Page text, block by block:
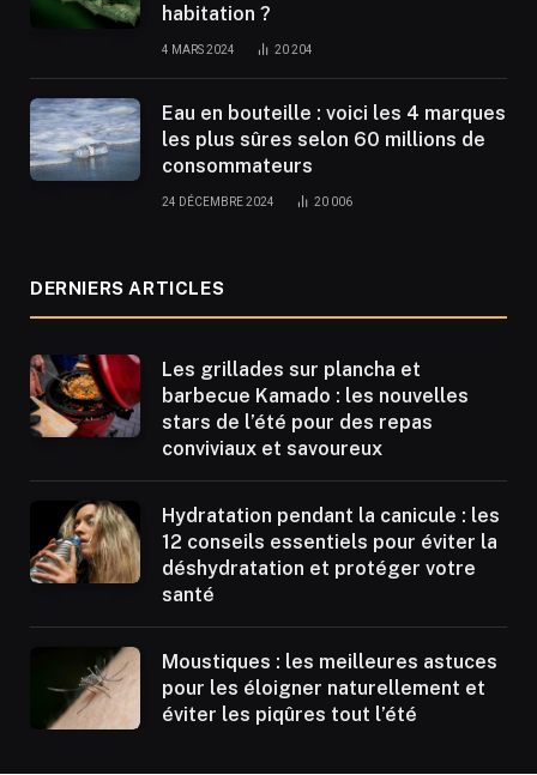
habitation ?
4 MARS 2024 20 204
Eau en bouteille : voici les 4 marques
les plus sûres selon 60 millions de
consommateurs
24 DÉCEMBRE 2024 20 006
DERNIERS ARTICLES
Les grillades sur plancha et
barbecue Kamado : les nouvelles
stars de l’été pour des repas
conviviaux et savoureux
Hydratation pendant la canicule : les
12 conseils essentiels pour éviter la
déshydratation et protéger votre
santé
Moustiques : les meilleures astuces
pour les éloigner naturellement et
éviter les piqûres tout l’été